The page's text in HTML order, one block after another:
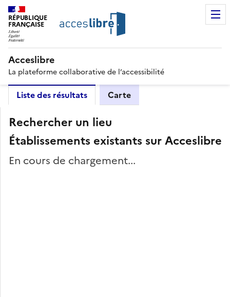
RÉPUBLIQUE
FRANÇAISE
Acceslibre
La plateforme collaborative de l’accessibilité
Liste des résultats Carte
Rechercher un lieu
Établissements existants sur Acceslibre
En cours de chargement...